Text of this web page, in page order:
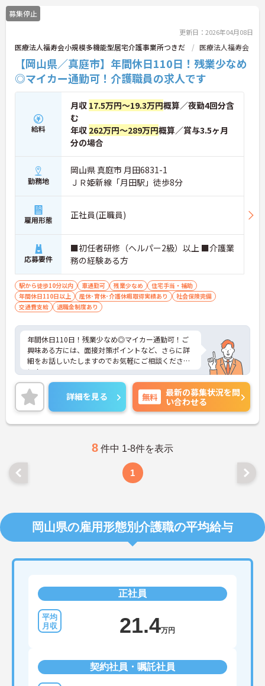
募集停止
更新日：2026年04月08日
医療法人福寿会小規模多機能型居宅介護事業所つきだ 医療法人福寿会
【岡山県／真庭市】年間休日110日！残業少なめ
◎マイカー通勤可！介護職員の求人です
給料
月収 17.5万円～19.3万円概算／夜勤4回分含
む
年収 262万円～289万円概算／賞与3.5ヶ月
分の場合
勤務地
岡山県 真庭市 月田6831-1
ＪＲ姫新線「月田駅」徒歩8分
雇用形態 正社員(正職員)
応募要件
■初任者研修（ヘルパー2級）以上 ■介護業
務の経験ある方
駅から徒歩10分以内 車通勤可 残業少なめ
住宅手当・補助
年間休日110日以上
産休･育休･介護休暇取得実績あり
社会保険完備
交通費支給
退職金制度あり
年間休日110日！残業少なめ◎マイカー通勤可！ご
興味ある方には、面接対策ポイントなど、さらに詳
細をお話しいたしますのでお気軽にご相談くださ
い！
詳細を見る 無料
最新の募集状況を問
い合わせる
8 件中 1-8件を表示
1
岡山県の雇用形態別介護職の平均給与
正社員
21.4万円
契約社員・嘱託社員